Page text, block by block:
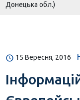
Донецька обл.)
15 Вересня, 2016